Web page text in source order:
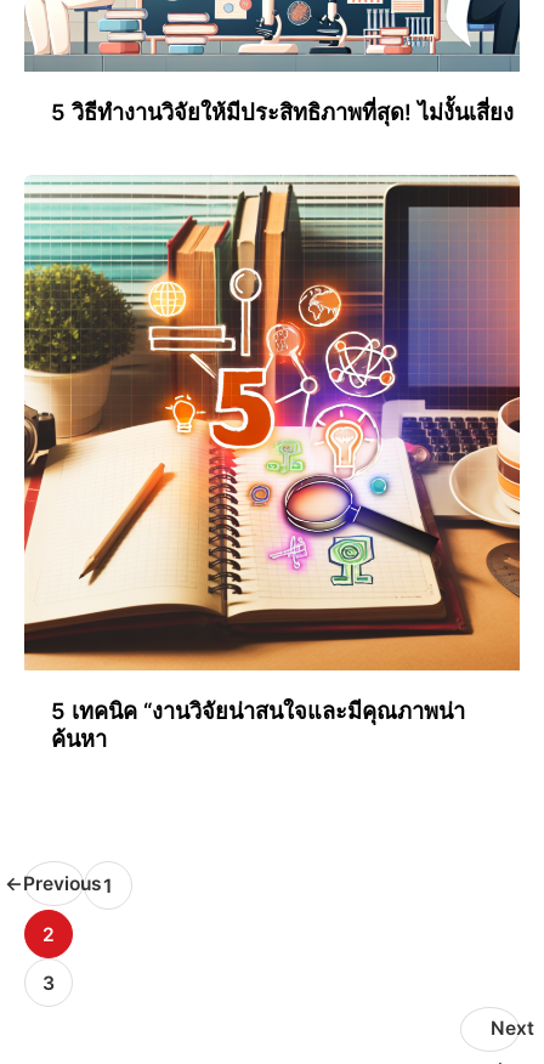
5 วิธีทำงานวิจัยให้มีประสิทธิภาพที่สุด! ไม่งั้นเสี่ยง
5 เทคนิค “งานวิจัยน่าสนใจและมีคุณภาพน่า
ค้นหา
←Previous1
2
3
Next